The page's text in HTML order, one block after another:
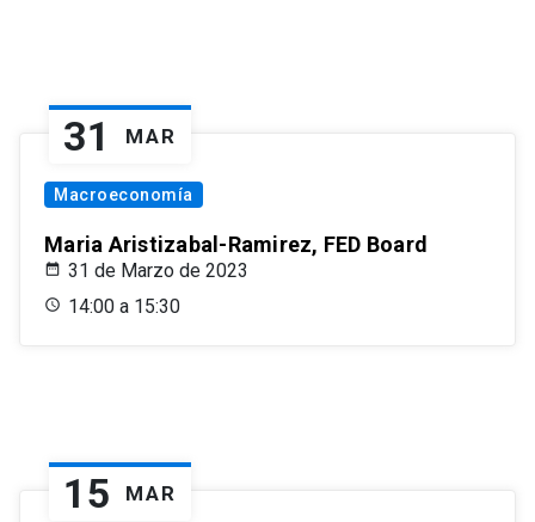
31 MAR
Macroeconomía
Maria Aristizabal-Ramirez, FED Board
31 de Marzo de 2023
14:00 a 15:30
15 MAR